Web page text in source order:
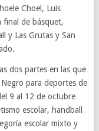
Choel, Luis
final de básquet,
y Las Grutas y San
dos partes en las que
para deportes de
9 al 12 de octubre
escolar, handball
escolar mixto y